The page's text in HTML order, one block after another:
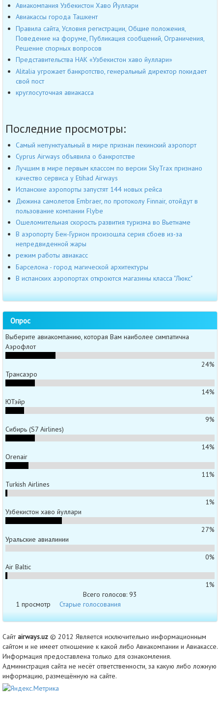
Авиакомпания Узбекистон Хаво Йуллари
Авиакассы города Ташкент
Правила сайта, Условия регистрации, Общие положения,
Поведение на форуме, Публикация сообщений, Ограничения,
Решение спорных вопросов
Представительства НАК «Узбекистон хаво йуллари»
Alitalia угрожает банкротство, генеральный директор покидает
свой пост
круглосуточная авиакасса
Последние просмотры:
Cамый непунктуальный в мире признан пекинский аэропорт
Cyprus Airways объявила о банкротстве
Лучшим в мире первым классом по версии SkyTrax признано
качество сервиса у Etihad Airways
Испанские аэропорты запустят 144 новых рейса
Дюжина самолетов Embraer, по протоколу Finnair, отойдут в
пользование компании Flybe
Ошеломительная скорость развития туризма во Вьетнаме
В аэропорту Бен-Гурион произошла серия сбоев из-за
непредвиденной жары
режим работы авиакасс
Барселона - город магической архитектуры
В испанских аэропортах откроются магазины класса "Люкс"
Опрос
Выберите авиакомпанию, которая Вам наиболее симпатична
Аэрофлот
24%
Трансаэро
14%
ЮТэйр
9%
Сибирь (S7 Airlines)
14%
Orenair
11%
Turkish Airlines
1%
Узбекистон хаво йуллари
27%
Уральские авиалинии
0%
Air Baltic
1%
Всего голосов: 93
1 просмотр
Старые голосования
Сайтairways.uz © 2012 Является исключительно информационным
сайтом и не имеет отношение к какой либо Авиакомпании и Авиакассе.
Информация предоставлена только для ознакомления.
Администрация сайта не несёт ответственности, за какую либо ложную
информацию, размещённую на сайте.